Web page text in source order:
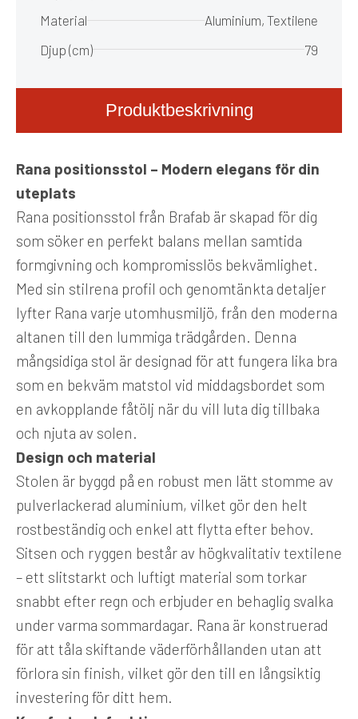
Produktbeskrivning
Rana positionsstol – Modern elegans för din
uteplats
Rana positionsstol från Brafab är skapad för dig
som söker en perfekt balans mellan samtida
formgivning och kompromisslös bekvämlighet.
Med sin stilrena profil och genomtänkta detaljer
lyfter Rana varje utomhusmiljö, från den moderna
altanen till den lummiga trädgården. Denna
mångsidiga stol är designad för att fungera lika bra
som en bekväm matstol vid middagsbordet som
en avkopplande fåtölj när du vill luta dig tillbaka
och njuta av solen.
Design och material
Stolen är byggd på en robust men lätt stomme av
pulverlackerad aluminium, vilket gör den helt
rostbeständig och enkel att flytta efter behov.
Sitsen och ryggen består av högkvalitativ textilene
– ett slitstarkt och luftigt material som torkar
snabbt efter regn och erbjuder en behaglig svalka
under varma sommardagar. Rana är konstruerad
för att tåla skiftande väderförhållanden utan att
förlora sin finish, vilket gör den till en långsiktig
investering för ditt hem.
Material
Aluminium, Textilene
Djup (cm)
79